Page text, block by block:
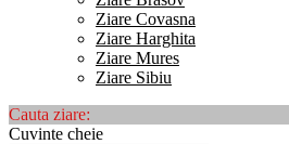
Ziare Covasna
Ziare Harghita
Ziare Mures
Ziare Sibiu
Cauta ziare:
Cuvinte cheie